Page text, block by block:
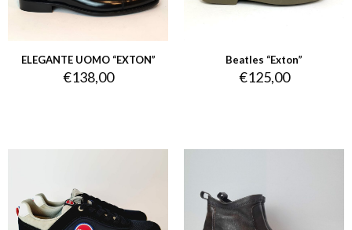
ELEGANTE UOMO “EXTON”
€138,00
Beatles “Exton”
€125,00